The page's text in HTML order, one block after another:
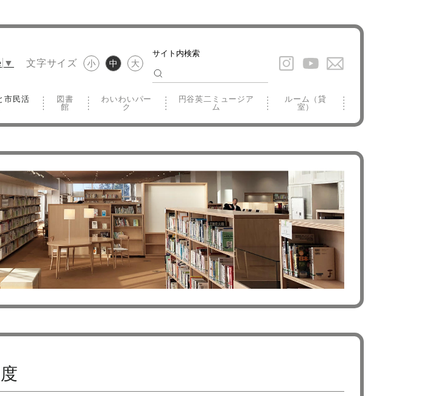
▼ 文字サイズ 小 中 大
市民活
図書
館
わいわいパー
ク
円谷英二ミュージア
ム
ルーム（貸
室）